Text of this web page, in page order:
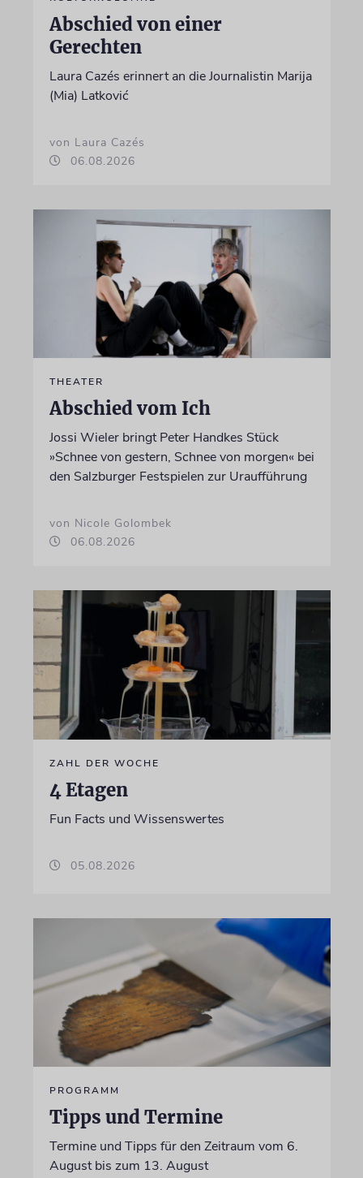
Abschied von einer
Gerechten
Laura Cazés erinnert an die Journalistin Marija
(Mia) Latković
von Laura Cazés
06.08.2026
THEATER
Abschied vom Ich
Jossi Wieler bringt Peter Handkes Stück
»Schnee von gestern, Schnee von morgen« bei
den Salzburger Festspielen zur Uraufführung
von Nicole Golombek
06.08.2026
ZAHL DER WOCHE
4 Etagen
Fun Facts und Wissenswertes
05.08.2026
PROGRAMM
Tipps und Termine
Termine und Tipps für den Zeitraum vom 6.
August bis zum 13. August